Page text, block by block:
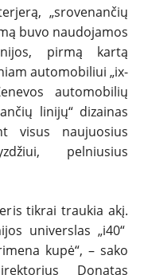
„srovenančių
buvo naudojamos
pirmą kartą
automobiliui „ix-
automobilių
linijų“ dizainas
visus naujuosius
pelniusius
tikrai traukia akį.
universlas „i40“
kupė“, – sako
Donatas